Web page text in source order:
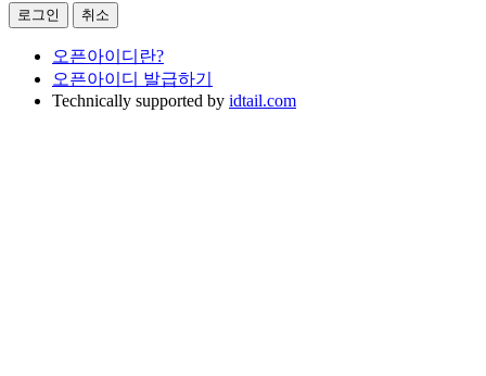
오픈아이디란?
오픈아이디 발급하기
Technically supported by idtail.com